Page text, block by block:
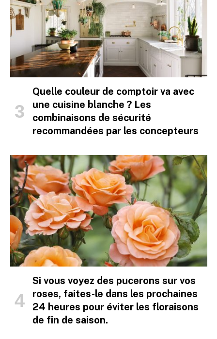
Quelle couleur de comptoir va avec
une cuisine blanche ? Les
combinaisons de sécurité
recommandées par les concepteurs
Si vous voyez des pucerons sur vos
roses, faites-le dans les prochaines
24 heures pour éviter les floraisons
de fin de saison.